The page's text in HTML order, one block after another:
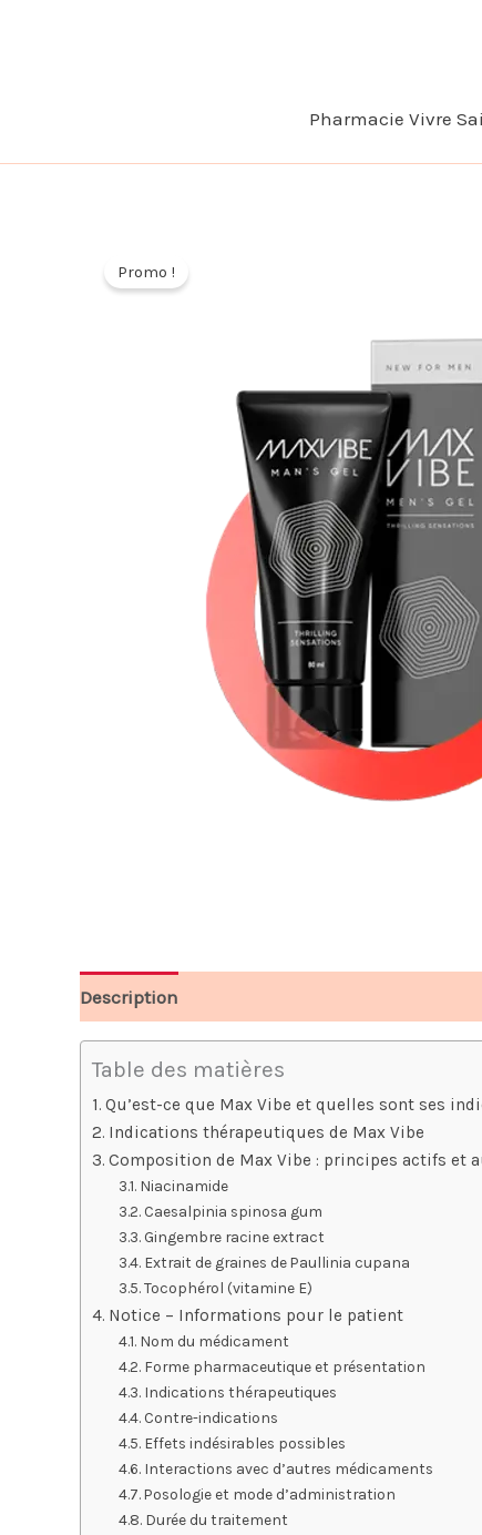
Pharmacie Vivre
Promo !
Description
Table des matières
Qu’est-ce que Max Vibe et quelles sont ses
Indications thérapeutiques de Max Vibe
Composition de Max Vibe : principes actifs et
Niacinamide
Caesalpinia spinosa gum
Gingembre racine extract
Extrait de graines de Paullinia cupana
Tocophérol (vitamine E)
Notice – Informations pour le patient
Nom du médicament
Forme pharmaceutique et présentation
Indications thérapeutiques
Contre-indications
Effets indésirables possibles
Interactions avec d’autres médicaments
Posologie et mode d’administration
Durée du traitement